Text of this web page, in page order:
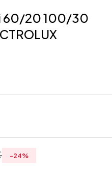
60/20 100/30
-24%